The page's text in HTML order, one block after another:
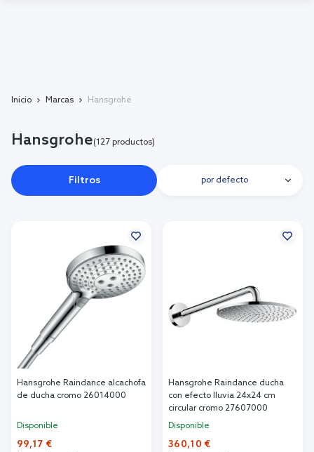
Inicio Marcas Hansgrohe
Hansgrohe(127 productos)
Filtros por defecto
Hansgrohe Raindance alcachofa
de ducha cromo 26014000
Disponible
99,17 €
Hansgrohe Raindance ducha
con efecto lluvia 24x24 cm
circular cromo 27607000
Disponible
360,10 €